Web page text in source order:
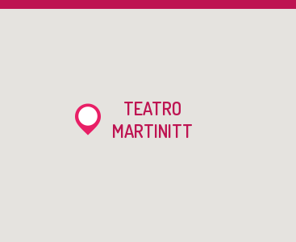
TEATRO
MARTINITT